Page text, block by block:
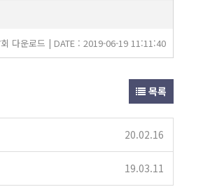
다운로드 | DATE : 2019-06-19 11:11:40
목록
20.02.16
19.03.11